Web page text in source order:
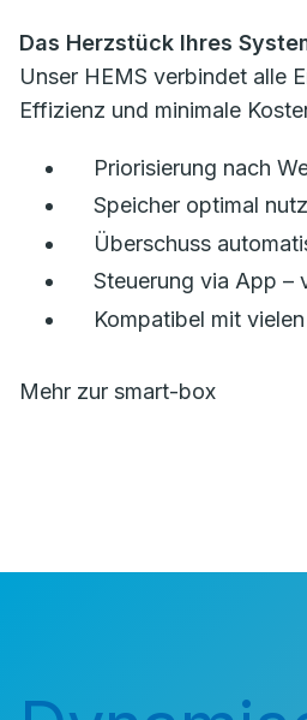
Das Herzstück Ihres
Unser HEMS verbindet alle
Effizienz und minimale
Priorisierung nach
Speicher optimal
Überschuss
Steuerung via App –
Kompatibel mit
Mehr zur smart-box